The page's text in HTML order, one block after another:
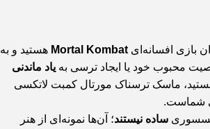
بازی افسانه‌ای Mortal Kombat هستید و به
محبوب خود یا ایجاد ترسی به یاد ماندنی
ماسک ترسناک مورتال کمبت لاتکسی
شماست.
ساده نیستند؛ آن‌ها نمونه‌ای از هنر